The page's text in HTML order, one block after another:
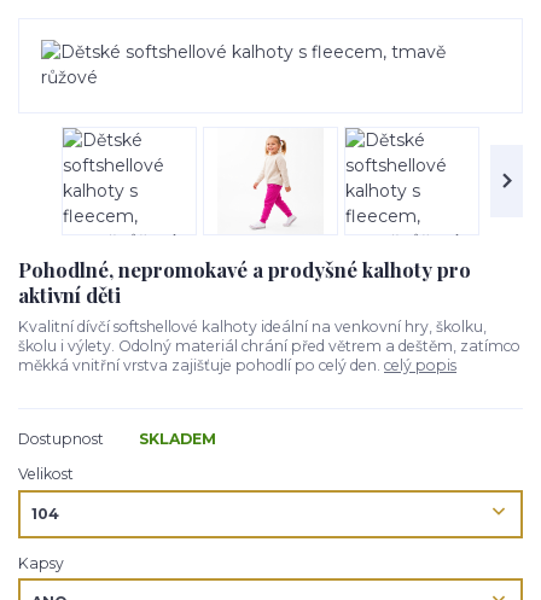
Pohodlné, nepromokavé a prodyšné kalhoty pro
aktivní děti
Kvalitní dívčí softshellové kalhoty ideální na venkovní hry, školku,
školu i výlety. Odolný materiál chrání před větrem a deštěm, zatímco
měkká vnitřní vrstva zajišťuje pohodlí po celý den. celý popis
Dostupnost
SKLADEM
Velikost
Kapsy